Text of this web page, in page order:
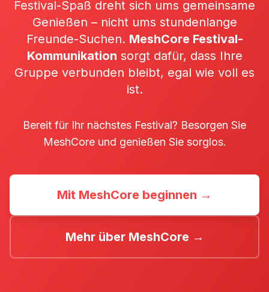
Festival-Spaß dreht sich ums gemeinsame
Genießen – nicht ums stundenlange
Freunde-Suchen. MeshCore Festival-
Kommunikation sorgt dafür, dass Ihre
Gruppe verbunden bleibt, egal wie voll es
ist.
Bereit für Ihr nächstes Festival? Besorgen Sie
MeshCore und genießen Sie sorglos.
Mit MeshCore beginnen →
Mehr über MeshCore →